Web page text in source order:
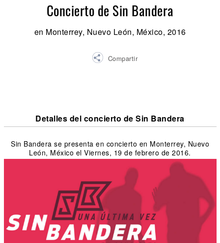
Concierto de Sin Bandera
en Monterrey, Nuevo León, México, 2016
Compartir
Detalles del concierto de Sin Bandera
Sin Bandera se presenta en concierto en Monterrey, Nuevo
León, México el Viernes, 19 de febrero de 2016.